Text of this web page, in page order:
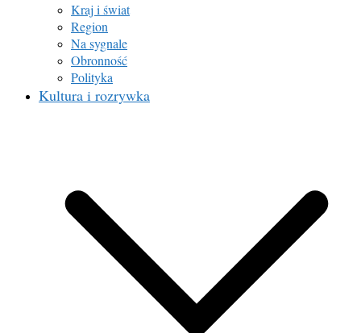
Kraj i świat
Region
Na sygnale
Obronność
Polityka
Kultura i rozrywka